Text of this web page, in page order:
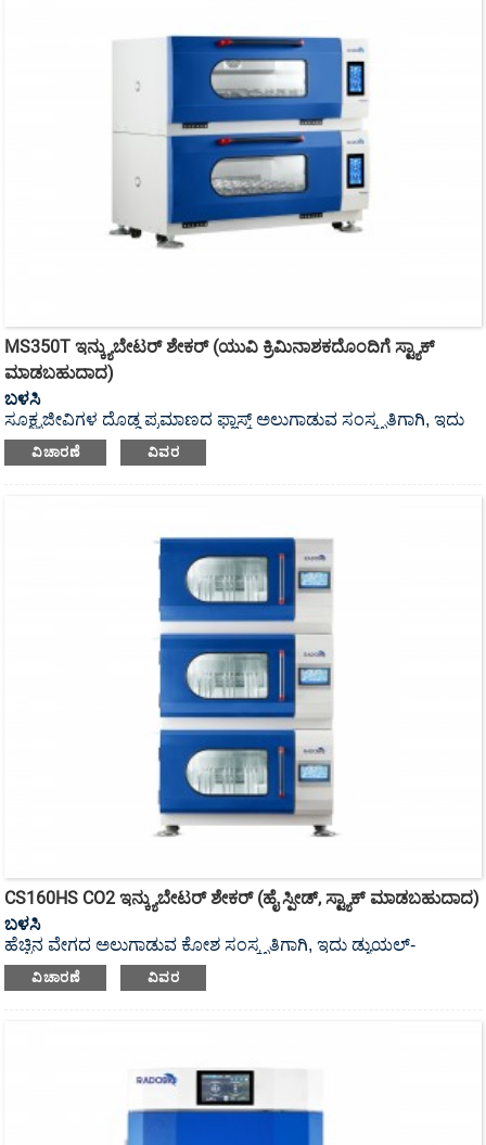
MS350T ಇನ್ಕ್ಯುಬೇಟರ್ ಶೇಕರ್ (ಯುವಿ ಕ್ರಿಮಿನಾಶಕದೊಂದಿಗೆ ಸ್ಟ್ಯಾಕ್
ಮಾಡಬಹುದಾದ)
ಬಳಸಿ
ಸೂಕ್ಷ್ಮಜೀವಿಗಳ ದೊಡ್ಡ ಪ್ರಮಾಣದ ಫ್ಲಾಸ್ಕ್ ಅಲುಗಾಡುವ ಸಂಸ್ಕೃತಿಗಾಗಿ, ಇದು
UV ಕ್ರಿಮಿನಾಶಕ ಸ್ಟ್ಯಾಕ್ ಮಾಡಬಹುದಾದ ಇನ್ಕ್ಯುಬೇಟರ್ ಶೇಕರ್ ಆಗಿದೆ.
ವಿಚಾರಣೆ ವಿವರ
CS160HS CO2 ಇನ್ಕ್ಯುಬೇಟರ್ ಶೇಕರ್ (ಹೈ ಸ್ಪೀಡ್, ಸ್ಟ್ಯಾಕ್ ಮಾಡಬಹುದಾದ)
ಬಳಸಿ
ಹೆಚ್ಚಿನ ವೇಗದ ಅಲುಗಾಡುವ ಕೋಶ ಸಂಸ್ಕೃತಿಗಾಗಿ, ಇದು ಡ್ಯುಯಲ್-
ಮೋಟಾರ್ ಮತ್ತು ಡ್ಯುಯಲ್-ಶೇಕಿಂಗ್ ಟ್ರೇ ಹೊಂದಿರುವ UV ಕ್ರಿಮಿನಾಶಕ
ಸ್ಟ್ಯಾಕ್ ಮಾಡಬಹುದಾದ ಇನ್ಕ್ಯುಬೇಟರ್ ಶೇಕರ್ ಆಗಿದೆ.
ವಿಚಾರಣೆ ವಿವರ